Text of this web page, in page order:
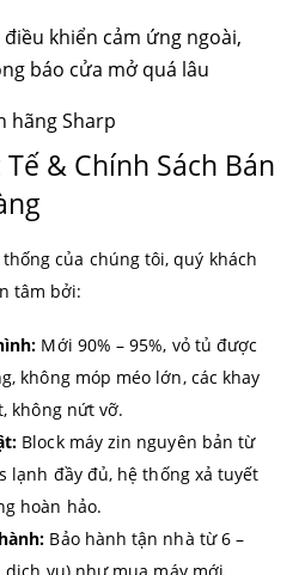
điều khiển cảm ứng ngoài,
báo cửa mở quá lâu
hãng Sharp
& Chính Sách Bán
của chúng tôi, quý khách
tâm bởi:
Mới 90% – 95%, vỏ tủ được
không móp méo lớn, các khay
không nứt vỡ.
Block máy zin nguyên bản từ
lạnh đầy đủ, hệ thống xả tuyết
hoàn hảo.
Bảo hành tận nhà từ 6 –